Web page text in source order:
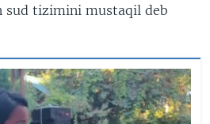
sud tizimini mustaqil deb